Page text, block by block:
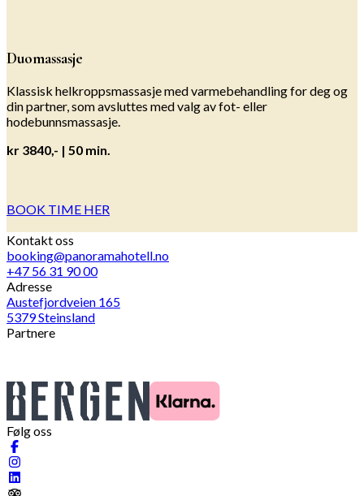
Duomassasje
Klassisk helkroppsmassasje med varmebehandling for deg og
din partner, som avsluttes med valg av fot- eller
hodebunnsmassasje.
kr 3840,- | 50 min.
BOOK TIME HER
Kontakt oss
booking@panoramahotell.no
+47 56 31 90 00
Adresse
Austefjordveien 165
5379 Steinsland
Partnere
Følg oss